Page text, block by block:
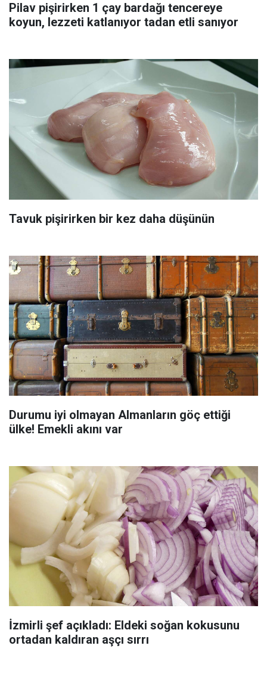
Pilav pişirirken 1 çay bardağı tencereye
koyun, lezzeti katlanıyor tadan etli sanıyor
Tavuk pişirirken bir kez daha düşünün
Durumu iyi olmayan Almanların göç ettiği
ülke! Emekli akını var
İzmirli şef açıkladı: Eldeki soğan kokusunu
ortadan kaldıran aşçı sırrı